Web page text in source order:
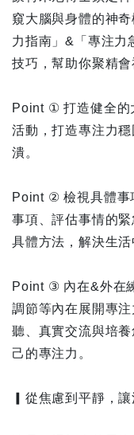
窺大腦與身體的神
力指南」&「專注力
技巧，幫助你聚精
Point ① 打造健全的
活動，打造專注力
潰。
Point ② 檢視具體事
事項、評估事情的
具體方法，解決生活
Point ③ 內在&外在
調節等內在展開專
聽、真實交流與培
己的專注力。
▎從焦慮到平靜，